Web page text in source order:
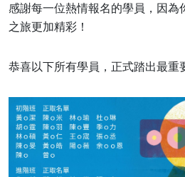
感謝每一位熱情報名的學員，因為
之旅更加精彩！
恭喜以下所有學員，正式踏出最重